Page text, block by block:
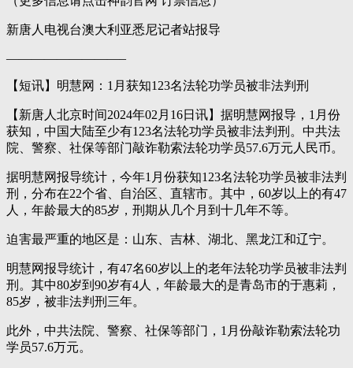
新唐人电视台澳大利亚悉尼记者站报导
—————————–
【短讯】明慧网：1月获知123名法轮功学员被非法判刑
【新唐人北京时间2024年02月16日讯】据明慧网报导，1月份
获知，中国大陆至少有123名法轮功学员被非法判刑。中共法
院、警察、社保等部门敲诈勒索法轮功学员57.6万元人民币。
据明慧网报导统计，今年1月份获知123名法轮功学员被非法判
刑，分布在22个省、自治区、直辖市。其中，60岁以上的有47
人，年龄最大的85岁，刑期从几个月到十几年不等。
迫害最严重的地区是：山东、吉林、湖北、黑龙江和辽宁。
明慧网报导统计，有47名60岁以上的老年法轮功学员被非法判
刑。其中80岁到90岁有4人，年龄最大的是青岛市的于惠莉，
85岁，被非法判刑三年。
此外，中共法院、警察、社保等部门，1月份敲诈勒索法轮功
学员57.6万元。